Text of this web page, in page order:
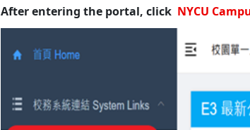
After entering the portal, click NYCU